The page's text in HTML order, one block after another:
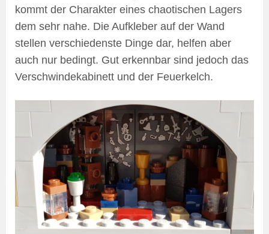
kommt der Charakter eines chaotischen Lagers
dem sehr nahe. Die Aufkleber auf der Wand
stellen verschiedenste Dinge dar, helfen aber
auch nur bedingt. Gut erkennbar sind jedoch das
Verschwindekabinett und der Feuerkelch.